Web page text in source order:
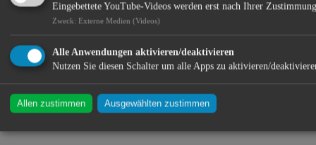
Eingebettete YouTube-Videos werden erst nach Ihrer
Zweck: Externe Medien (Videos)
Alle Anwendungen aktivieren/deaktivieren
Nutzen Sie diesen Schalter um alle Apps zu aktivieren/
Allen zustimmen Ausgewählten zustimmen